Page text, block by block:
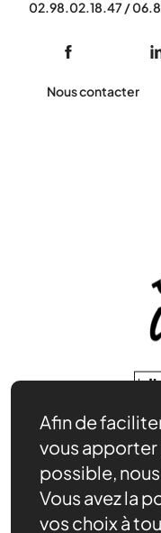
02.98.02.18.47 /
Nous contacter
Être bénévole
Nos ressources
Notre rôle
Actualités
Afin de
vous apporter
possible,
Vous avez la
vos choix à